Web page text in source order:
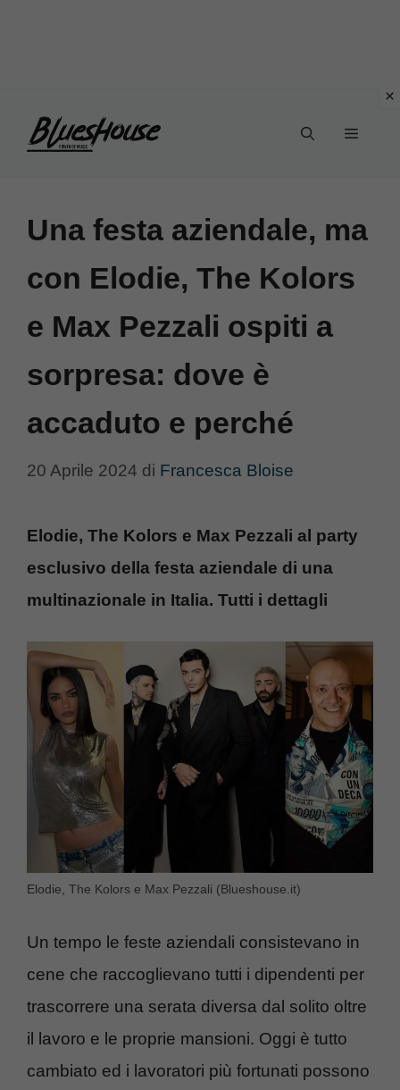
Menu
Una festa aziendale, ma
con Elodie, The Kolors
e Max Pezzali ospiti a
sorpresa: dove è
accaduto e perché
20 Aprile 2024 di Francesca Bloise
Elodie, The Kolors e Max Pezzali al party
esclusivo della festa aziendale di una
multinazionale in Italia. Tutti i dettagli
Elodie, The Kolors e Max Pezzali (Blueshouse.it)
Un tempo le feste aziendali consistevano in
cene che raccoglievano tutti i dipendenti per
trascorrere una serata diversa dal solito oltre
il lavoro e le proprie mansioni. Oggi è tutto
cambiato ed i lavoratori più fortunati possono